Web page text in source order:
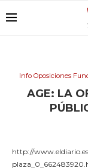
Info Oposiciones
AGE: LA
http://